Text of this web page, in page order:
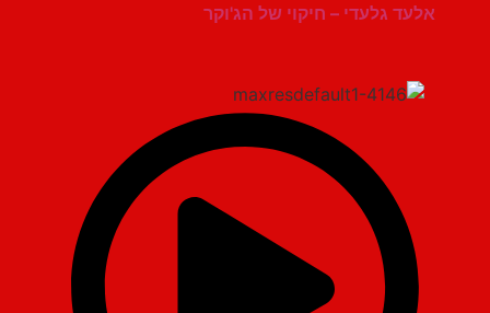
אלעד גלעדי – חיקוי של הג'וקר